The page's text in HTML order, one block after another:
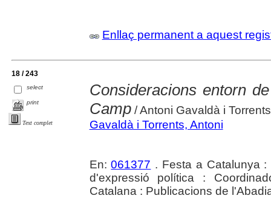
Enllaç permanent a aquest
18 / 243
select
print
Text complet
Consideracions entorn
Camp/ Antoni Gavaldà i Torrents
Gavaldà i Torrents, Antoni
En:061377 . Festa a Catalunya
d'expressió política :
Catalana : Publicacions de